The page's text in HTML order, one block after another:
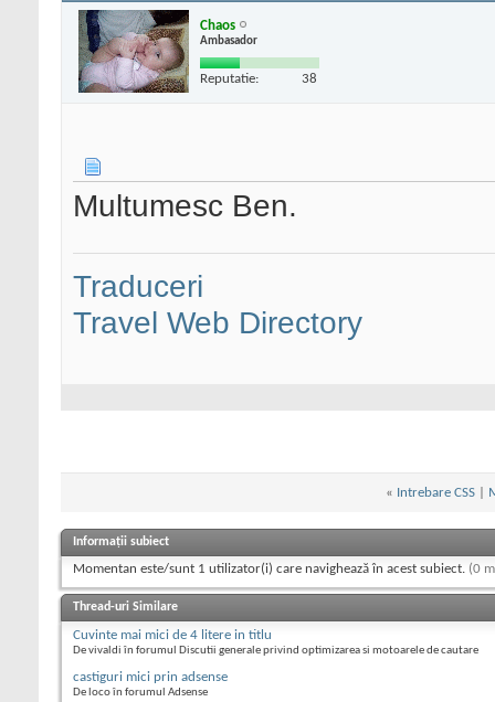
Chaos
Ambasador
Reputatie: 38
Multumesc Ben.
Traduceri
Travel Web Directory
« Intrebare CSS|
Informații subiect
Momentan este/sunt 1 utilizator(i) care navighează în acest subiect. (0
Thread-uri Similare
Cuvinte mai mici de 4 litere in titlu
De vivaldi în forumul Discutii generale privind optimizarea si motoarele de cautare
castiguri mici prin adsense
De loco în forumul Adsense